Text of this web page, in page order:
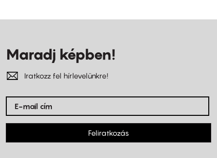
Maradj képben!
Iratkozz fel hírlevelünkre!
Feliratkozás